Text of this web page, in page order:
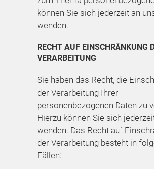
können Sie sich jederzeit an
wenden.
RECHT AUF EINSCHRÄNKUNG
VERARBEITUNG
Sie haben das Recht, die
der Verarbeitung Ihrer
personenbezogenen Daten zu
Hierzu können Sie sich
wenden. Das Recht auf
der Verarbeitung besteht in
Fällen: